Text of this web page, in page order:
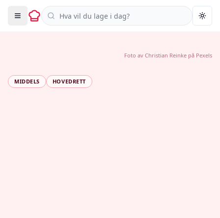
Søk i oppskrifter
MIDDELS HOVEDRETT
Foto av Christian Reinke på Pexels